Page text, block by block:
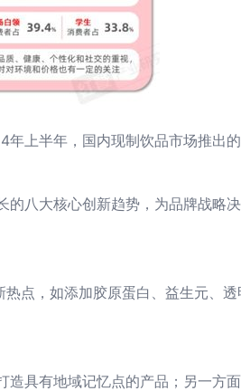
上半年，国内现制饮品市场推出
八大核心创新趋势，为品牌战略
点，如添加胶原蛋白、益生元、
具有地域记忆点的产品；另一方